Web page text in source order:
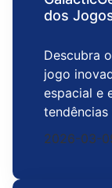
dos
Descubra
jogo
espacial e
2026-03-